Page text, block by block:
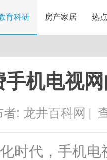
育科研 房产家居 热
手机电视
者: 龙井百科网 |
时代，手机